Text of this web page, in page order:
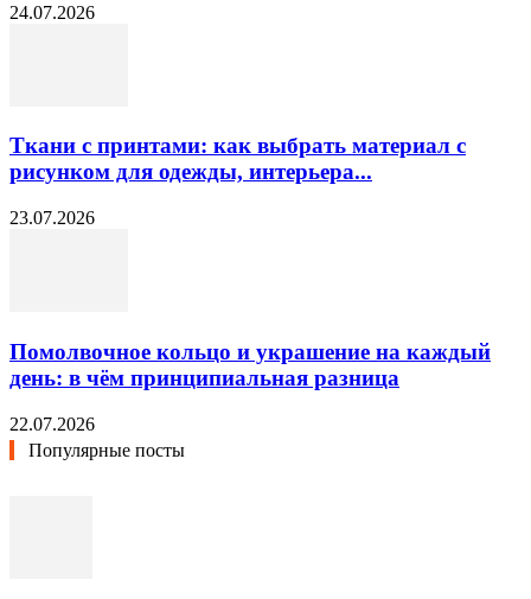
24.07.2026
Ткани с принтами: как выбрать материал с
рисунком для одежды, интерьера...
23.07.2026
Помолвочное кольцо и украшение на каждый
день: в чём принципиальная разница
22.07.2026
Популярные посты